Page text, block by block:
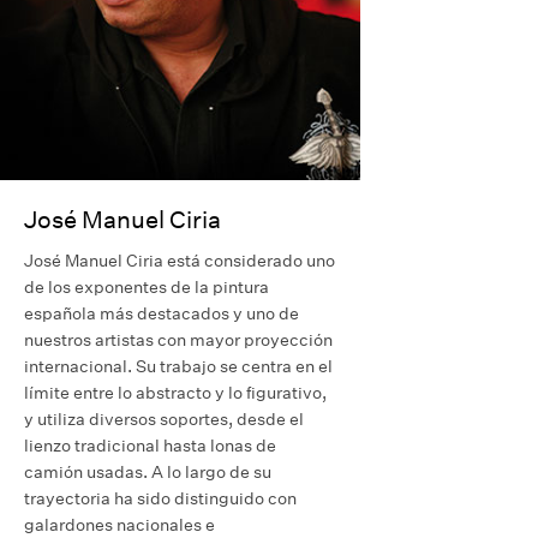
José Manuel Ciria
José Manuel Ciria está considerado uno
de los exponentes de la pintura
española más destacados y uno de
nuestros artistas con mayor proyección
internacional. Su trabajo se centra en el
límite entre lo abstracto y lo figurativo,
y utiliza diversos soportes, desde el
lienzo tradicional hasta lonas de
camión usadas. A lo largo de su
trayectoria ha sido distinguido con
galardones nacionales e